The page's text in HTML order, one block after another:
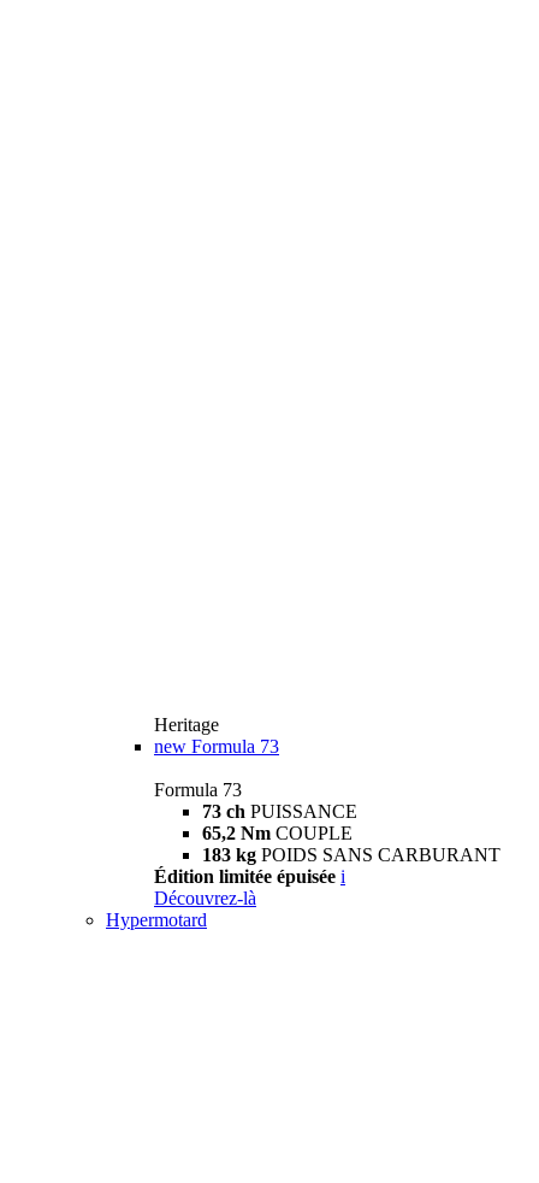
Heritage
new Formula 73
Formula 73
73 ch PUISSANCE
65,2 Nm COUPLE
183 kg POIDS SANS CARBURANT
Édition limitée épuisée i
Découvrez-là
Hypermotard